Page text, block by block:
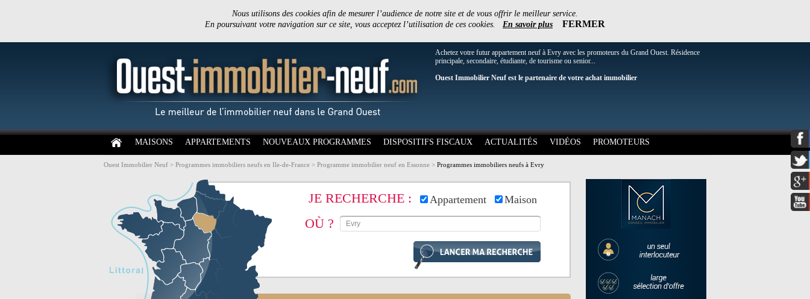
Nous utilisons des cookies afin de mesurer l’audience de notre site et de vous offrir le meilleur service.
En poursuivant votre navigation sur ce site, vous acceptez l’utilisation de ces cookies. En savoir plus FERMER
Achetez votre futur appartement neuf à Evry avec les promoteurs du Grand Ouest. Résidence
principale, secondaire, étudiante, de tourisme ou senior...
Ouest Immobilier Neuf est le partenaire de votre achat immobilier
MAISONS APPARTEMENTS NOUVEAUX PROGRAMMES DISPOSITIFS FISCAUX ACTUALITÉS VIDÉOS PROMOTEURS
Ouest Immobilier Neuf > Programmes immobiliers neufs en Ile-de-France > Programme immobilier neuf en Essonne > Programmes immobiliers neufs à Evry
JE RECHERCHE : Appartement Maison
OÙ ?